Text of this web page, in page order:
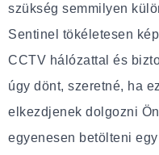
szükség semmilyen
Sentinel tökéletesen
CCTV hálózattal és
úgy dönt, szeretné, ha
elkezdjenek dolgozni
egyenesen betölteni